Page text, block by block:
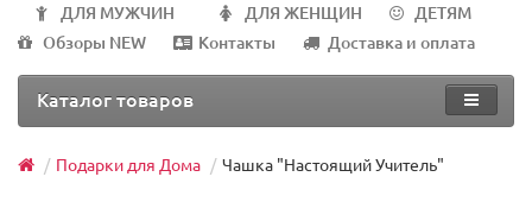
ДЛЯ МУЖЧИН ДЛЯ ЖЕНЩИН
ДЕТЯМ
Обзоры NEW
Контакты Доставка и оплата
Каталог товаров
Подарки для Дома Чашка "Настоящий Учитель"